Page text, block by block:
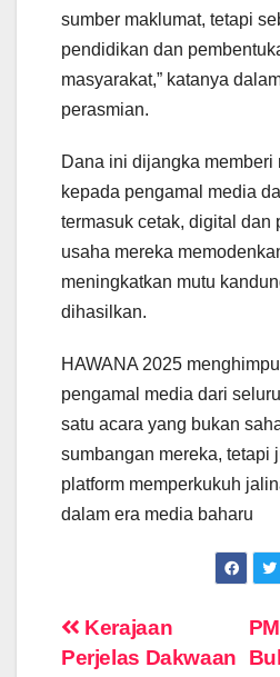
sumber maklumat, tetapi
pendidikan dan
masyarakat,” katanya
perasmian.
Dana ini dijangka memberi
kepada pengamal media
termasuk cetak, digital dan
usaha mereka
meningkatkan mutu
dihasilkan.
HAWANA 2025
pengamal media dari
satu acara yang bukan
sumbangan mereka, tetapi
platform memperkukuh
dalam era media baharu
Post
Kerajaan
Perjelas Dakwaan